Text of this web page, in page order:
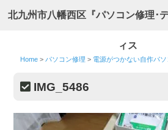
北九州市八幡西区『パソコン修理･
ィス
Home > パソコン修理 > 電源がつかない自作パ
IMG_5486